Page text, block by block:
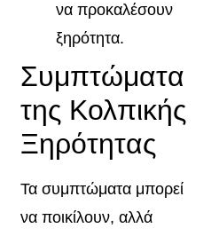
να προκαλέσουν
ξηρότητα.
Συμπτώματα
της Κολπικής
Ξηρότητας
Τα συμπτώματα μπορεί
να ποικίλουν, αλλά